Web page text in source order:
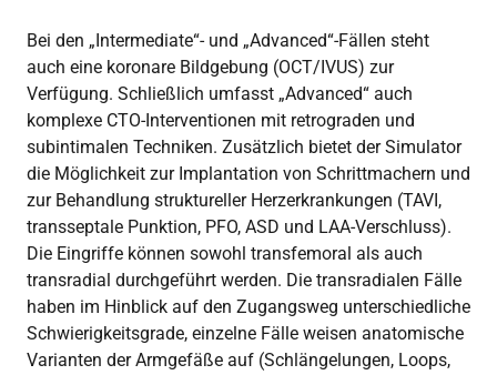
Bei den „Intermediate“- und „Advanced“-Fällen steht
auch eine koronare Bildgebung (OCT/IVUS) zur
Verfügung. Schließlich umfasst „Advanced“ auch
komplexe CTO-Interventionen mit retrograden und
subintimalen Techniken. Zusätzlich bietet der Simulator
die Möglichkeit zur Implantation von Schrittmachern und
zur Behandlung struktureller Herzerkrankungen (TAVI,
transseptale Punktion, PFO, ASD und LAA-Verschluss).
Die Eingriffe können sowohl transfemoral als auch
transradial durchgeführt werden. Die transradialen Fälle
haben im Hinblick auf den Zugangsweg unterschiedliche
Schwierigkeitsgrade, einzelne Fälle weisen anatomische
Varianten der Armgefäße auf (Schlängelungen, Loops,